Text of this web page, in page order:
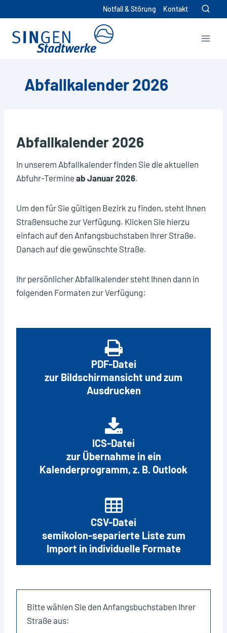
Inhalt
springen
Notfall & Störung Kontakt
Abfallkalender 2026
Abfallkalender 2026
In unserem Abfallkalender finden Sie die aktuellen
Abfuhr-Termine ab Januar 2026.
Um den für Sie gültigen Bezirk zu finden, steht Ihnen
Straßensuche zur Verfügung. Klicken Sie hierzu
einfach auf den Anfangsbuchstaben Ihrer Straße.
Danach auf die gewünschte Straße.
Ihr persönlicher Abfallkalender steht Ihnen dann in
folgenden Formaten zur Verfügung:
PDF-Datei
zur Bildschirmansicht und zum
Ausdrucken
ICS-Datei
zur Übernahme in ein
Kalenderprogramm, z. B. Outlook
CSV-Datei
semikolon-separierte Liste zum
Import in individuelle Formate
Bitte wählen Sie den Anfangsbuchstaben Ihrer
Straße aus:
Hier können Sie ihre individuelle
Format herunterladen.
Bitte wählen Sie die Abfallarten aus, die Sie
verwenden möchten.
Altpapier
Gelbe Tonne
Restmüllabfuhr (schwarzer Deckel) 14-tägig
Restmüllabfuhr (roter Deckel) alle 4 Wochen
Christbaumabfuhr
Wann ist der Wertstoffhof geschlossen